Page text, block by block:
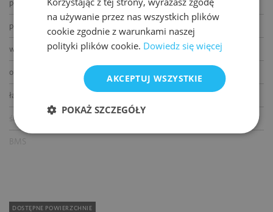
podnoszone podłogi
podwieszane sufity
wykładziny
otwierane okna
łącze światłowodowe
ścianki działowe
BMS
DOSTĘPNE POWIERZCHNIE
na używanie przez nas wszystkich plików
cookie zgodnie z warunkami naszej
polityki plików cookie. Dowiedz się więcej
AKCEPTUJ WSZYSTKIE
POKAŻ SZCZEGÓŁY